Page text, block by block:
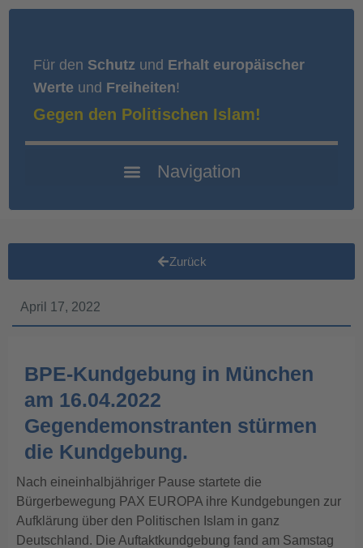
Für den Schutz und Erhalt europäischer
Werte und Freiheiten!
Gegen den Politischen Islam!
Zurück
April 17, 2022
BPE-Kundgebung in München
am 16.04.2022
Gegendemonstranten stürmen
die Kundgebung.
Nach eineinhalbjähriger Pause startete die
Bürgerbewegung PAX EUROPA ihre Kundgebungen zur
Aufklärung über den Politischen Islam in ganz
Deutschland. Die Auftaktkundgebung fand am Samstag